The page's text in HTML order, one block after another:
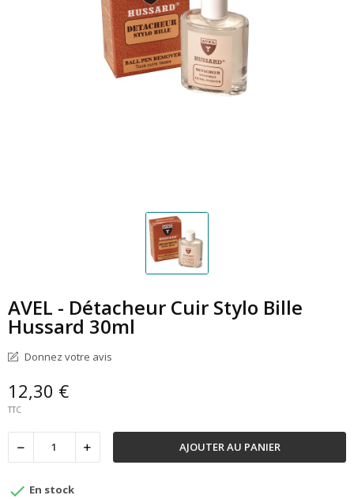
AVEL - Détacheur Cuir Stylo Bille
Hussard 30ml
Donnez votre avis
12,30 €
TTC
AJOUTER AU PANIER
 En stock